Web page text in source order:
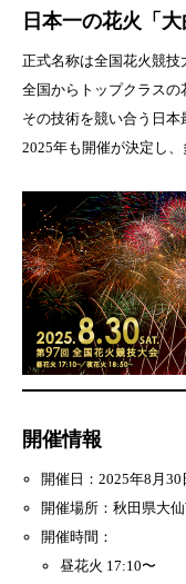
日本一の花火「
正式名称は全国花火競技
全国からトップクラスの
その技術を競い合う日本
2025年も開催が決定し、
開催情報
開催日：2025年8月30
開催場所：秋田県大
開催時間：
昼花火 17:10〜